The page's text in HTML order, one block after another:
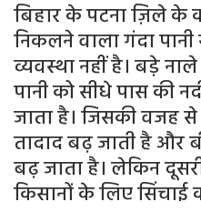
बिहार के पटना ज़िले के
निकलने वाला गंदा
व्यवस्था नहीं है। बड़े
पानी को सीधे पास की
जाता है। जिसकी वजह
तादाद बढ़ जाती है और
बढ़ जाता है। लेकिन
किसानों के लिए सिंचाई